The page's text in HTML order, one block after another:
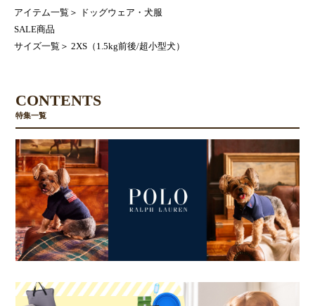
アイテム一覧 ＞
ドッグウェア・犬服
SALE商品
サイズ一覧 ＞ 2XS（1.5kg前後/超小型犬）
CONTENTS
特集一覧